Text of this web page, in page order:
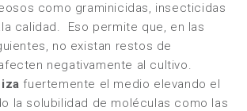
como graminicidas, insecticidas
calidad. Eso permite que, en las
no existan restos de
negativamente al cultivo.
fuertemente el medio elevando el
la solubilidad de moléculas como las